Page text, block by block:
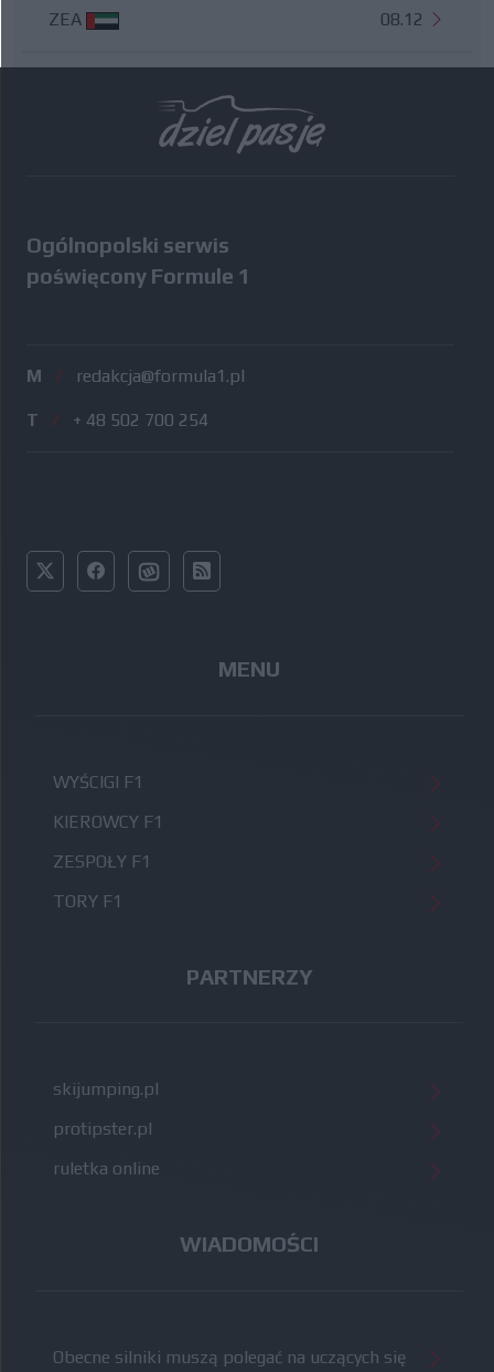
ZEA 08.12
Ogólnopolski serwis
poświęcony Formule 1
M / redakcja@formula1.pl
T / + 48 502 700 254
MENU
WYŚCIGI F1
KIEROWCY F1
ZESPOŁY F1
TORY F1
PARTNERZY
skijumping.pl
protipster.pl
ruletka online
WIADOMOŚCI
Obecne silniki muszą polegać na uczących się